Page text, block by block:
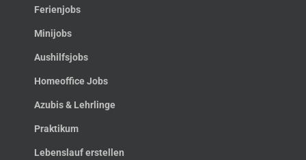
Ferienjobs
Minijobs
Aushilfsjobs
Homeoffice Jobs
Azubis & Lehrlinge
Praktikum
Lebenslauf erstellen